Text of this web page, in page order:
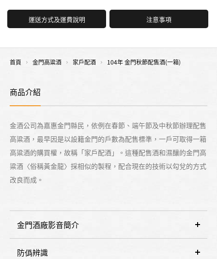
運送方式及運費說明 注意事項
首頁 金門高粱酒 家戶配酒 104年 金門秋節配售酒(一箱)
商品介紹
金酒公司為嘉惠金門縣民，依例在春節、端午節及中秋節辦理配售
高粱酒，最早因是以設籍金門的戶數為配售標準，一戶可取得一箱
高粱酒的購買權，故稱「家戶配酒」。這種配售酒和濕釀的金門高
粱酒〈俗稱黃金龍〉採相似的製程，配合現在的技術以勾兌的方式
改良而成。
金門酒廠影音簡介
防僞辨識